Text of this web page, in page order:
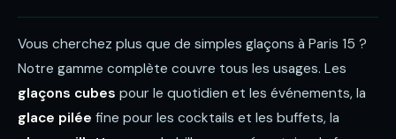
Vous cherchez plus que de simples glaçons à Paris 15 ?
Notre gamme complète couvre tous les usages. Les
glaçons cubes pour le quotidien et les événements, la
glace pilée fine pour les cocktails et les buffets, la